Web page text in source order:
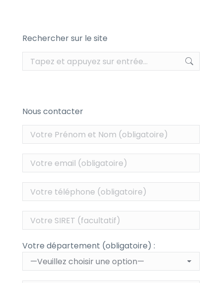
Rechercher sur le site
Recherche
:
Nous contacter
Votre département (obligatoire) :